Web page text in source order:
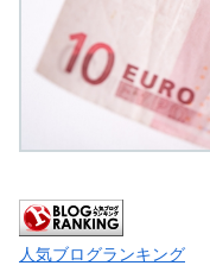
人気ブログランキング